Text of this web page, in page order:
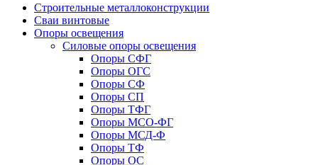
Строительные металлоконструкции
Сваи винтовые
Опоры освещения
Силовые опоры освещения
Опоры СФГ
Опоры ОГС
Опоры СФ
Опоры СП
Опоры ТФГ
Опоры МСО-ФГ
Опоры МСД-Ф
Опоры ТФ
Опоры ОС